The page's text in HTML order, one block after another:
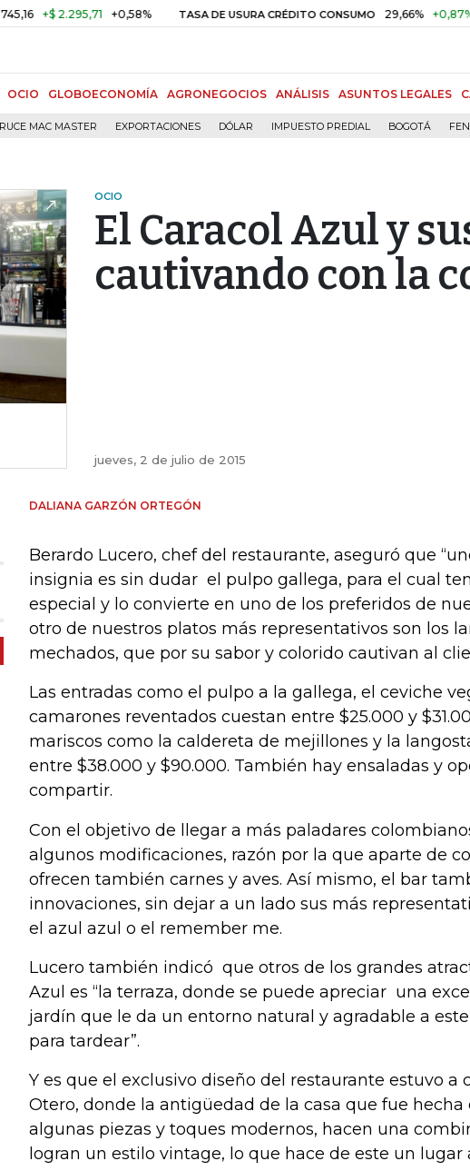
+$ 2.295,71 +0,58% TASA DE USURA CRÉDITO CONSUMO 29,66% +0,87%
OCIO GLOBOECONOMÍA AGRONEGOCIOS ANÁLISIS ASUNTOS LEGALES
MAC MASTER EXPORTACIONES DÓLAR IMPUESTO PREDIAL BOGOTÁ
OCIO
El Caracol Azul y
cautivando con la
jueves, 2 de julio de 2015
DALIANA GARZÓN ORTEGÓN
Berardo Lucero, chef del restaurante, aseguró que
insignia es sin dudar el pulpo gallega, para el cual
especial y lo convierte en uno de los preferidos de
otro de nuestros platos más representativos son los
mechados, que por su sabor y colorido cautivan al
Las entradas como el pulpo a la gallega, el ceviche
camarones reventados cuestan entre $25.000 y
mariscos como la caldereta de mejillones y la
entre $38.000 y $90.000. También hay ensaladas y
compartir.
Con el objetivo de llegar a más paladares
algunos modificaciones, razón por la que aparte de
ofrecen también carnes y aves. Así mismo, el bar
innovaciones, sin dejar a un lado sus más
el azul azul o el remember me.
Lucero también indicó que otros de los grandes
Azul es “la terraza, donde se puede apreciar una
jardín que le da un entorno natural y agradable a este
para tardear”.
Y es que el exclusivo diseño del restaurante estuvo a
Otero, donde la antigüedad de la casa que fue hecha
algunas piezas y toques modernos, hacen una
logran un estilo vintage, lo que hace de este un lugar